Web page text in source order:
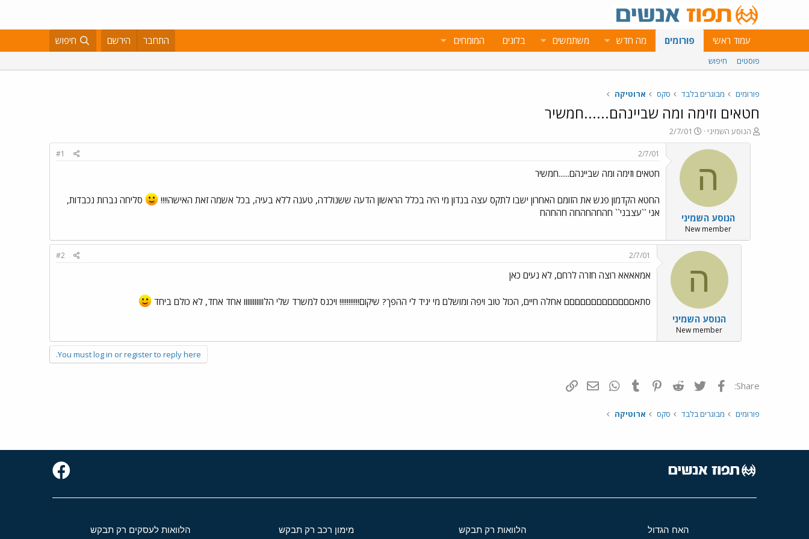
עמוד ראשי פורומים מה חדש משתמשים בלוגים המומחים התחבר הירשם חיפוש
פוסטים חיפוש
פורומים מבוגרים בלבד סקס ארוטיקה
חטאים וזימה ומה שביינהם......חמשיר
פ
ו
הנוסע השמיני
פ
ו
ר
ר
י
ך
2/7/01
ה
הנוסע השמיני
New member
2/7/01
#1
חטאים וזימה ומה שביינהם......חמשיר
החטא הקדמון פגש את הזומם האחרון ישבו לתקס עצה בנדון מי היה בכלל הראשון הדעה ששנולדה, טענה ללא בעיה, בכל אשמה זאת האישה!!!!
סליחה גברות נכבדות,
אני ``עצבני`` חהחהחהחה חהחהח
ה
הנוסע השמיני
New member
2/7/01
#2
אמאאאא רוצה חזרה לרחם, לא נעים כאן
סתאםםםםםםםםםםםםם אחלה חיים, הכול טוב ויפה ומושלם מי יגיד לי ההפך? שיקום!!!!!!!!!!! ויכנס למשרד שלי הלווווווווווו אחד אחד, לא כולם ביחד
You must log in or register to reply here.
Share: פייסבוק Twitter
Reddit
Pinterest
Tumblr
WhatsAppדואר אלקטרוני
פורומים מבוגרים בלבד סקס ארוטיקה
האח הגדול הלוואות רק תבקש מימון רכב רק תבקש הלוואות לעסקים רק תבקש